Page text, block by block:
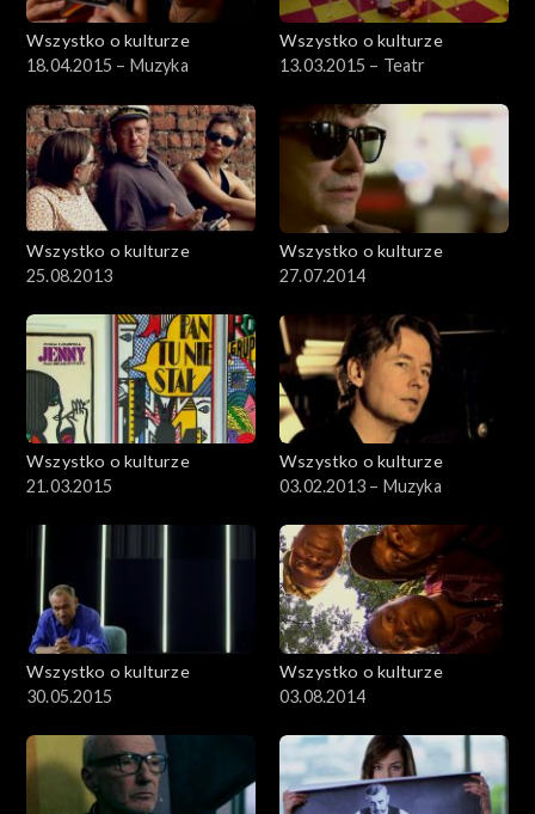
Wszystko o kulturze
18.04.2015 – Muzyka
Wszystko o kulturze
13.03.2015 – Teatr
Wszystko o kulturze
25.08.2013
Wszystko o kulturze
27.07.2014
Wszystko o kulturze
21.03.2015
Wszystko o kulturze
03.02.2013 – Muzyka
Wszystko o kulturze
30.05.2015
Wszystko o kulturze
03.08.2014